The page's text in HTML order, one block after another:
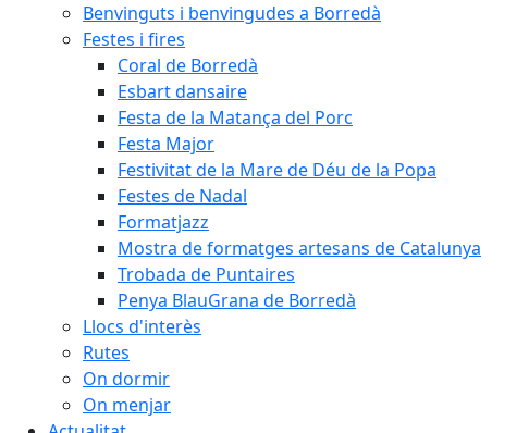
Benvinguts i benvingudes a Borredà
Festes i fires
Coral de Borredà
Esbart dansaire
Festa de la Matança del Porc
Festa Major
Festivitat de la Mare de Déu de la Popa
Festes de Nadal
Formatjazz
Mostra de formatges artesans de Catalunya
Trobada de Puntaires
Penya BlauGrana de Borredà
Llocs d'interès
Rutes
On dormir
On menjar